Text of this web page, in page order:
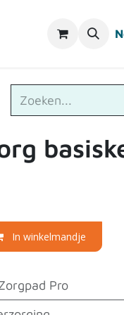
In winkelmandje
Pro